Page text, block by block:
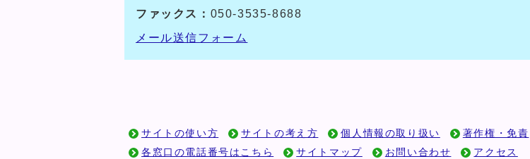
ファックス： 050-3535-8688
メール送信フォーム
サイトの使い方 サイトの考え方 個人情報の取り扱い 著作権・免責
各窓口の電話番号はこちら
サイトマップ お問い合わせ アクセス